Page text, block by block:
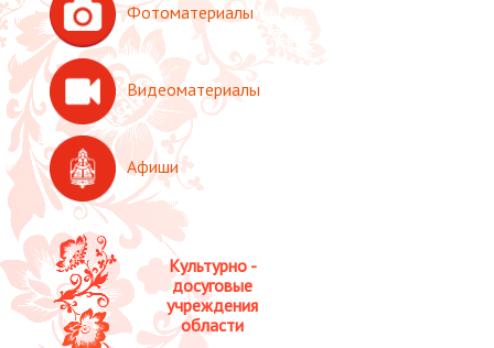
Культурно -
досуговые
учреждения
области
Фотоматериалы
Видеоматериалы
Афиши